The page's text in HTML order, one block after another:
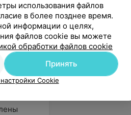
4
использования файлов
в более позднее время.
информации о целях,
файлов cookie вы можете
обработки файлов cookie
Принять
Cookie